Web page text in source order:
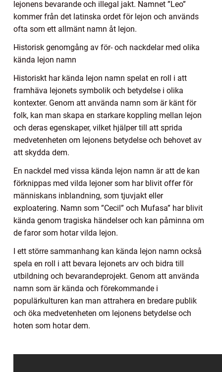
lejonens bevarande och illegal jakt. Namnet ”Leo”
kommer från det latinska ordet för lejon och används
ofta som ett allmänt namn åt lejon.
Historisk genomgång av för- och nackdelar med olika
kända lejon namn
Historiskt har kända lejon namn spelat en roll i att
framhäva lejonets symbolik och betydelse i olika
kontexter. Genom att använda namn som är känt för
folk, kan man skapa en starkare koppling mellan lejon
och deras egenskaper, vilket hjälper till att sprida
medvetenheten om lejonens betydelse och behovet av
att skydda dem.
En nackdel med vissa kända lejon namn är att de kan
förknippas med vilda lejoner som har blivit offer för
människans inblandning, som tjuvjakt eller
exploatering. Namn som ”Cecil” och Mufasa” har blivit
kända genom tragiska händelser och kan påminna om
de faror som hotar vilda lejon.
I ett större sammanhang kan kända lejon namn också
spela en roll i att bevara lejonets arv och bidra till
utbildning och bevarandeprojekt. Genom att använda
namn som är kända och förekommande i
populärkulturen kan man attrahera en bredare publik
och öka medvetenheten om lejonens betydelse och
hoten som hotar dem.